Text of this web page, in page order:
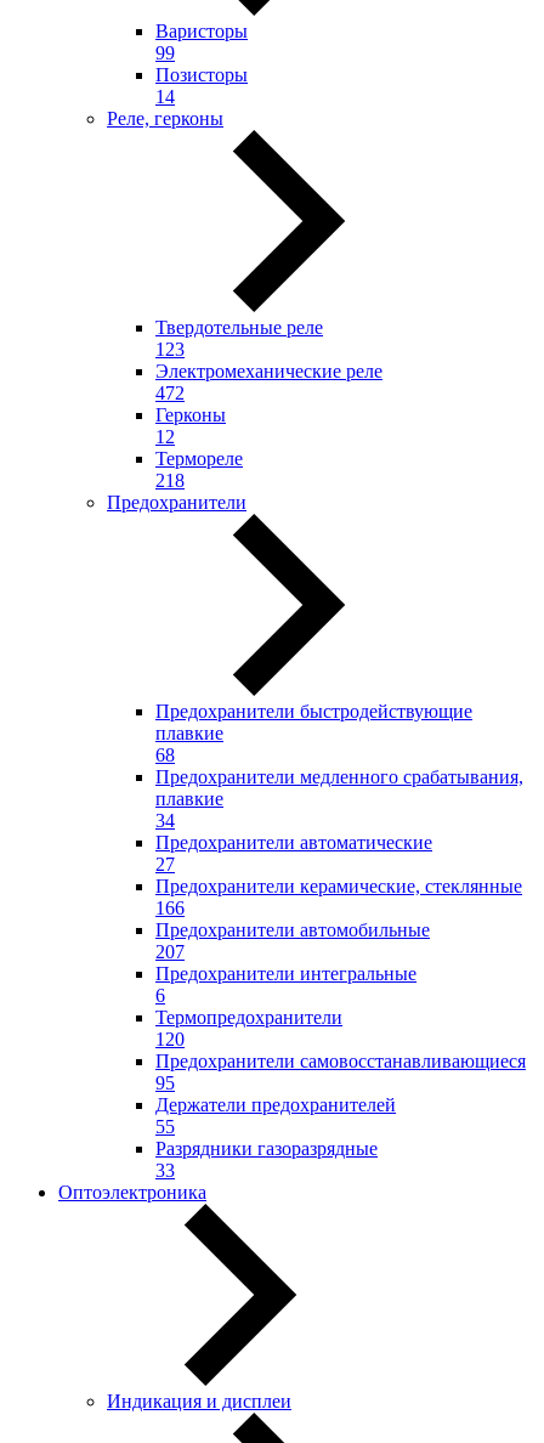
Варисторы
99
Позисторы
14
Реле, герконы
Твердотельные реле
123
Электромеханические реле
472
Герконы
12
Термореле
218
Предохранители
Предохранители быстродействующие
плавкие
68
Предохранители медленного срабатывания,
плавкие
34
Предохранители автоматические
27
Предохранители керамические, стеклянные
166
Предохранители автомобильные
207
Предохранители интегральные
6
Термопредохранители
120
Предохранители самовосстанавливающиеся
95
Держатели предохранителей
55
Разрядники газоразрядные
33
Оптоэлектроника
Индикация и дисплеи